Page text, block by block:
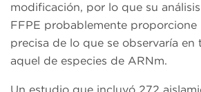
modificación, por lo que su
FFPE probablemente proporcione
precisa de lo que se observaría
aquel de especies de ARNm.